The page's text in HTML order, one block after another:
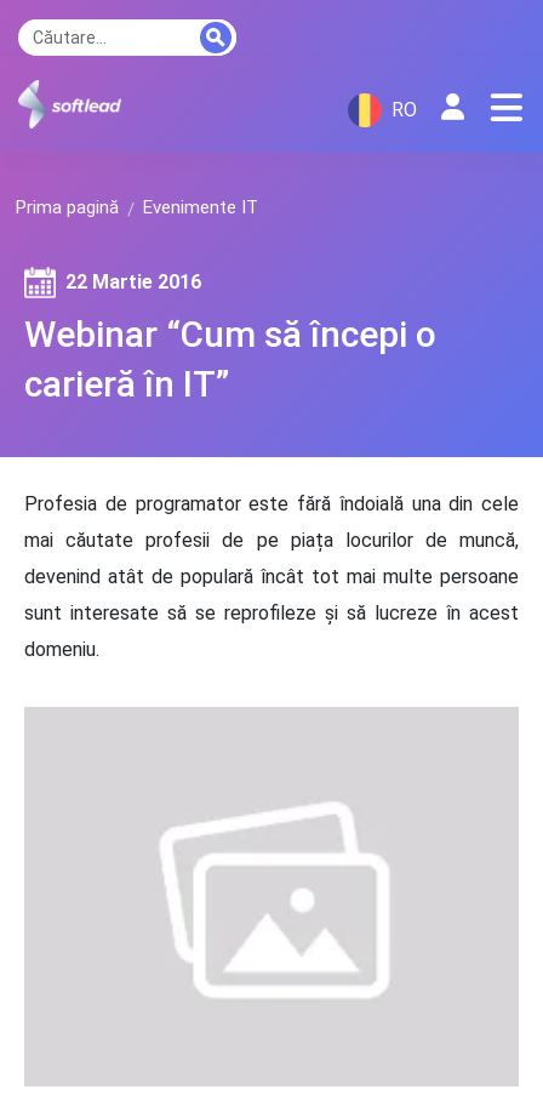
RO
Prima pagină Evenimente IT
Webinar “Cum să începi o
carieră în IT”
22 Martie 2016
Profesia de programator este fără îndoială una din cele
mai căutate profesii de pe piața locurilor de muncă,
devenind atât de populară încât tot mai multe persoane
sunt interesate să se reprofileze și să lucreze în acest
domeniu.